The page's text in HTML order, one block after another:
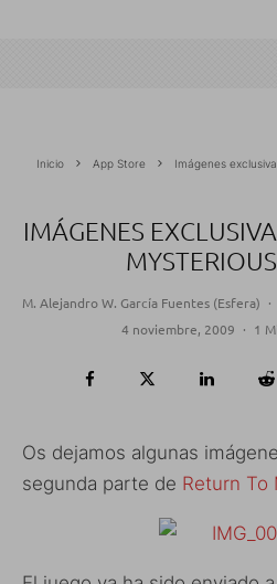
Inicio App Store Imágenes
IMÁGENES
M. Alejandro W. García Fuentes (Esfera) ·
4 noviembre, 2009 · 1
Os dejamos algunas
segunda parte de Return To